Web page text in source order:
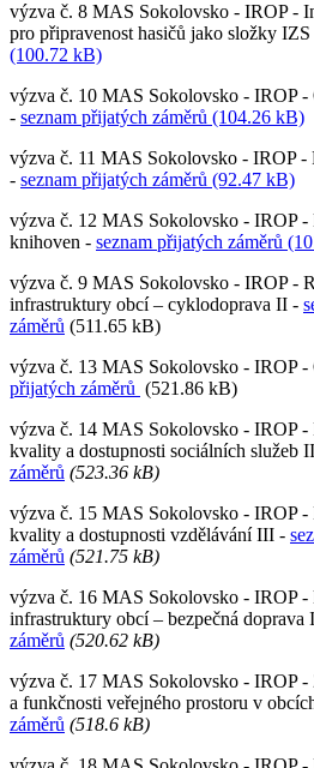
výzva č. 8 MAS Sokolovsko - IROP -
pro připravenost hasičů jako složky IZS
(100.72 kB)
výzva č. 10 MAS Sokolovsko - IROP -
- seznam přijatých záměrů (104.26 kB)
výzva č. 11 MAS Sokolovsko - IROP
- seznam přijatých záměrů (92.47 kB)
výzva č. 12 MAS Sokolovsko - IROP
knihoven - seznam přijatých záměrů
výzva č. 9 MAS Sokolovsko - IROP -
infrastruktury obcí – cyklodoprava II -
záměrů (511.65 kB)
výzva č. 13 MAS Sokolovsko - IROP -
přijatých záměrů (521.86 kB)
výzva č. 14 MAS Sokolovsko - IROP -
kvality a dostupnosti sociálních služeb
záměrů (523.36 kB)
výzva č. 15 MAS Sokolovsko - IROP -
kvality a dostupnosti vzdělávání III -
záměrů (521.75 kB)
výzva č. 16 MAS Sokolovsko - IROP -
infrastruktury obcí – bezpečná doprava
záměrů (520.62 kB)
výzva č. 17 MAS Sokolovsko - IROP
a funkčnosti veřejného prostoru v
záměrů (518.6 kB)